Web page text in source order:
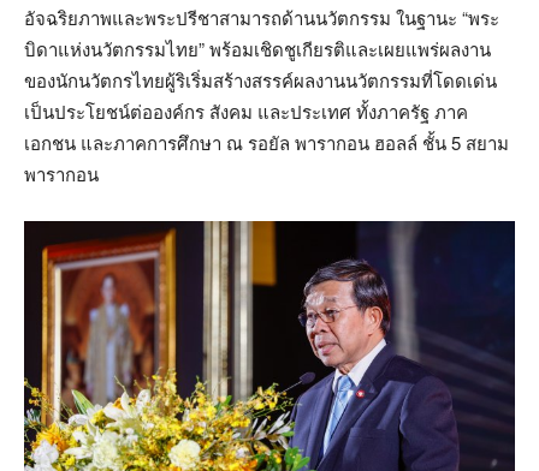
อัจฉริยภาพและพระปรีชาสามารถด้านนวัตกรรม ในฐานะ “พระ
บิดาแห่งนวัตกรรมไทย” พร้อมเชิดชูเกียรติและเผยแพร่ผลงาน
ของนักนวัตกรไทยผู้ริเริ่มสร้างสรรค์ผลงานนวัตกรรมที่โดดเด่น
เป็นประโยชน์ต่อองค์กร สังคม และประเทศ ทั้งภาครัฐ ภาค
เอกชน และภาคการศึกษา ณ รอยัล พารากอน ฮอลล์ ชั้น 5 สยาม
พารากอน